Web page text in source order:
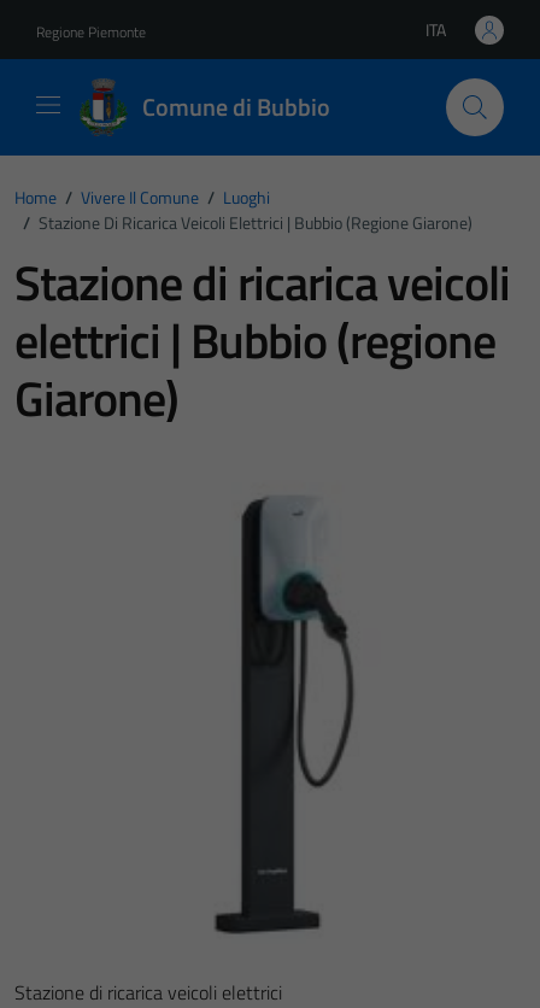
Regione Piemonte Lingua attiva:
ITA
Comune di Bubbio
Home / Vivere Il Comune / Luoghi
/ Stazione Di Ricarica Veicoli Elettrici | Bubbio (regione Giarone)
Stazione di ricarica veicoli
elettrici | Bubbio (regione
Giarone)
Stazione di ricarica veicoli elettrici